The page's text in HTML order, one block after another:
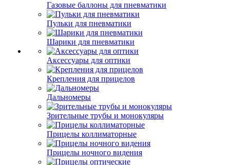
Газовые баллоны для пневматики
Пульки для пневматики
Шарики для пневматики
Аксессуары для оптики
Крепления для прицелов
Дальномеры
Зрительные трубы и монокуляры
Прицелы коллиматорные
Прицелы ночного видения